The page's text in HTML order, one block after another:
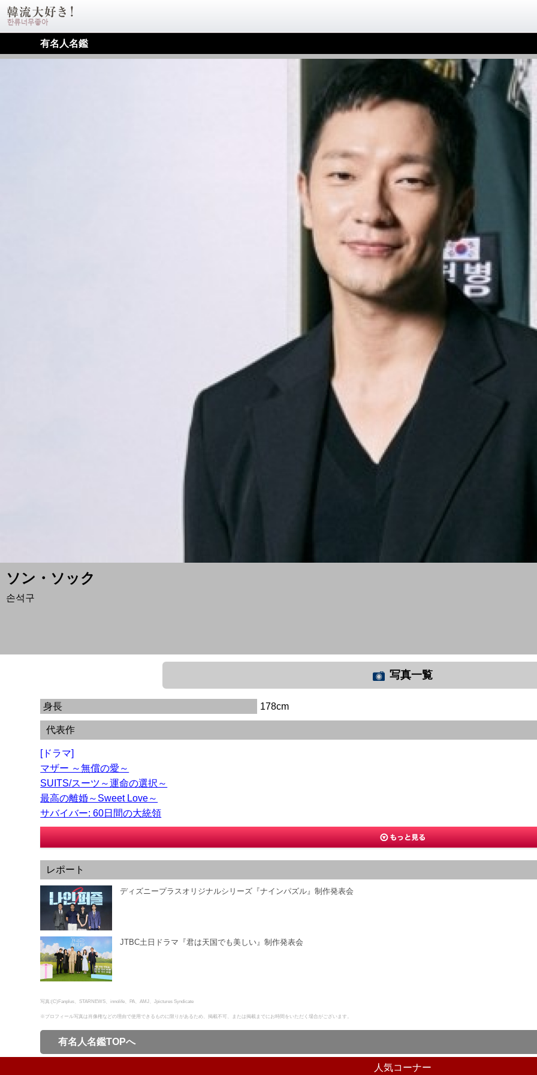
有名人名鑑
ソン・ソック
손석구
写真一覧
身長 178cm
代表作
[ドラマ]
マザー ～無償の愛～
SUITS/スーツ～運命の選択～
最高の離婚～Sweet Love～
サバイバー: 60日間の大統領
レポート
ディズニープラスオリジナルシリーズ『ナインパズル』制作発表会
JTBC土日ドラマ『君は天国でも美しい』制作発表会
写真:(C)Fanplus、STARNEWS、innolife、PA、AMJ、Jpictures Syndicate
※プロフィール写真は肖像権などの理由で使用できるものに限りがあるため、掲載不可、または掲載までにお時間をいただく場合がございます。
有名人名鑑TOPへ
人気コーナー